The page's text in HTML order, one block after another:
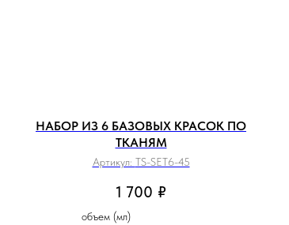
НАБОР ИЗ 6 БАЗОВЫХ КРАСОК ПО
ТКАНЯМ
Артикул: TS-SET6-45
1 700 ₽
объем (мл)